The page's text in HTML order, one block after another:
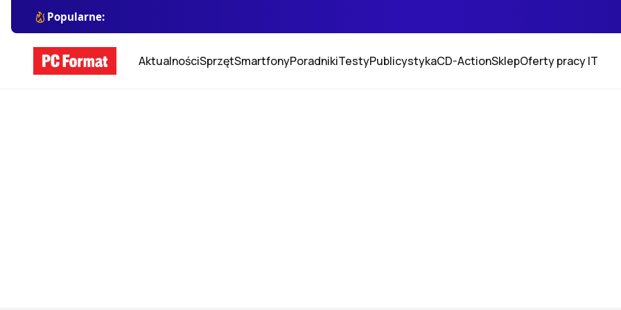
Popularne:
AktualnościSprzętSmartfonyPoradnikiTestyPublicystykaCD-ActionSklepOferty pracy IT